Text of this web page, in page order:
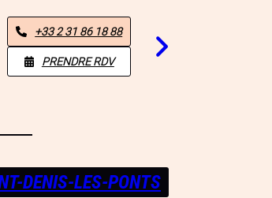
+33 2 31 86 18 88
PRENDRE RDV
DENIS-LES-PONTS